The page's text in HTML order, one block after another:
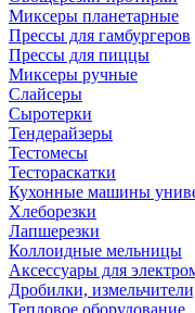
Миксеры планетарные
Прессы для гамбургеров
Прессы для пиццы
Миксеры ручные
Слайсеры
Сыротерки
Тендерайзеры
Тестомесы
Тестораскатки
Кухонные машины
Хлеборезки
Лапшерезки
Коллоидные мельницы
Аксессуары для
Дробилки,
Тепловое оборудование